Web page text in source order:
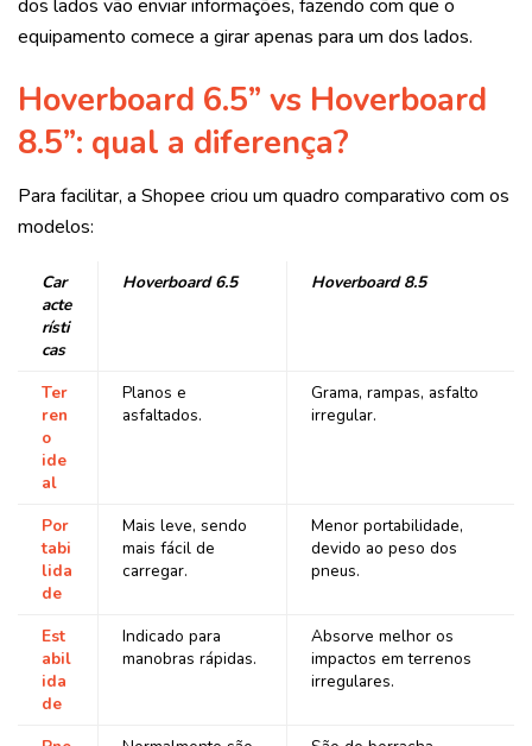
dos lados vão enviar informações, fazendo com que o
equipamento comece a girar apenas para um dos lados.
Hoverboard 6.5” vs Hoverboard
8.5”: qual a diferença?
Para facilitar, a Shopee criou um quadro comparativo com os
modelos:
Car
acte
rísti
cas
Hoverboard 6.5 Hoverboard 8.5
Ter
ren
o
ide
al
Planos e
asfaltados.
Grama, rampas, asfalto
irregular.
Por
tabi
lida
de
Mais leve, sendo
mais fácil de
carregar.
Menor portabilidade,
devido ao peso dos
pneus.
Est
abil
ida
de
Indicado para
manobras rápidas.
Absorve melhor os
impactos em terrenos
irregulares.